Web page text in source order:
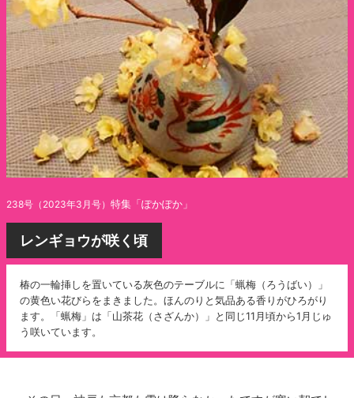
238号（2023年3月号） 特集「ぽかぽか」
レンギョウが咲く頃
椿の一輪挿しを置いている灰色のテーブルに「蝋梅（ろうばい）」
の黄色い花びらをまきました。ほんのりと気品ある香りがひろがり
ます。「蝋梅」は「山茶花（さざんか）」と同じ11月頃から1月じゅ
う咲いています。